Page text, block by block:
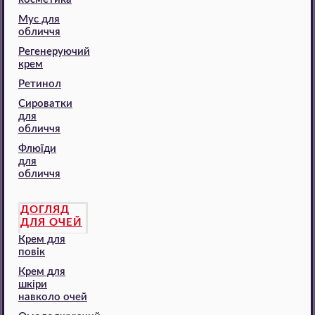
Мус для
обличчя
Регенеруючий
крем
Ретинол
Сироватки
для
обличчя
Флюїди
для
обличчя
ДОГЛЯД
ДЛЯ ОЧЕЙ
Крем для
повік
Крем для
шкіри
навколо очей